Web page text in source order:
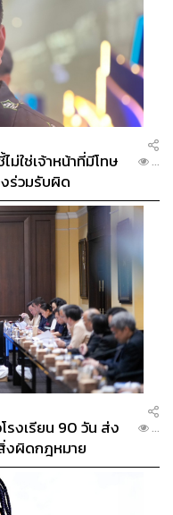
ใช่เจ้าหน้าที่มีโทษ
ร่วมรับผิด
...
รงเรียน 90 วัน ส่ง
งผิดกฎหมาย
...